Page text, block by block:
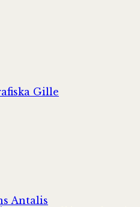
Gille
Antalis